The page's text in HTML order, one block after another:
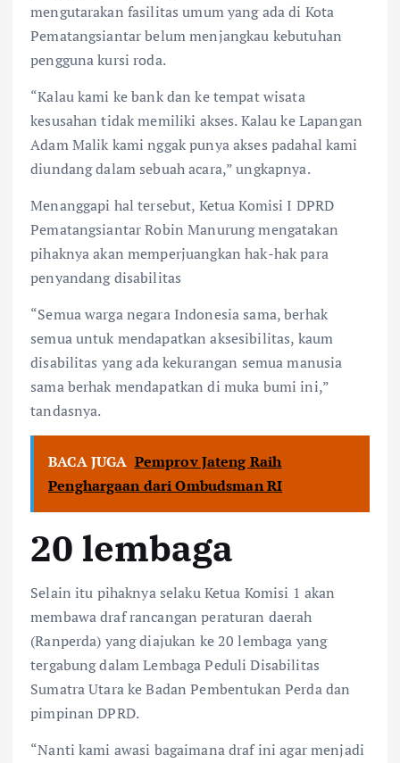
mengutarakan fasilitas umum yang ada di Kota
Pematangsiantar belum menjangkau kebutuhan
pengguna kursi roda.
“Kalau kami ke bank dan ke tempat wisata
kesusahan tidak memiliki akses. Kalau ke Lapangan
Adam Malik kami nggak punya akses padahal kami
diundang dalam sebuah acara,” ungkapnya.
Menanggapi hal tersebut, Ketua Komisi I DPRD
Pematangsiantar Robin Manurung mengatakan
pihaknya akan memperjuangkan hak-hak para
penyandang disabilitas
“Semua warga negara Indonesia sama, berhak
semua untuk mendapatkan aksesibilitas, kaum
disabilitas yang ada kekurangan semua manusia
sama berhak mendapatkan di muka bumi ini,”
tandasnya.
BACA JUGA Pemprov Jateng Raih
Penghargaan dari Ombudsman RI
20 lembaga
Selain itu pihaknya selaku Ketua Komisi 1 akan
membawa draf rancangan peraturan daerah
(Ranperda) yang diajukan ke 20 lembaga yang
tergabung dalam Lembaga Peduli Disabilitas
Sumatra Utara ke Badan Pembentukan Perda dan
pimpinan DPRD.
“Nanti kami awasi bagaimana draf ini agar menjadi